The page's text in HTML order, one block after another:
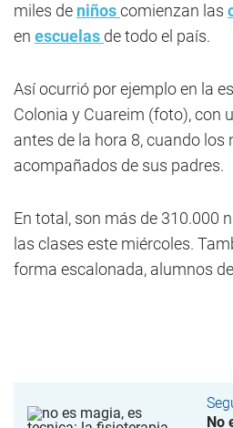
miles de niñoscomienzan las
en escuelas de todo el país.
Así ocurrió por ejemplo en la
Colonia y Cuareim (foto), con
antes de la hora 8, cuando los
acompañados de sus padres.
En total, son más de 310.000
las clases este miércoles.
forma escalonada, alumnos
No